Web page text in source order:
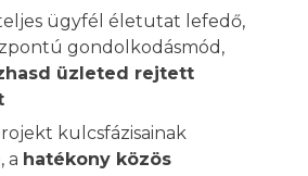
ügyfél életutat lefedő,
gondolkodásmód,
üzleted rejtett
kulcsfázisainak
a hatékony közös